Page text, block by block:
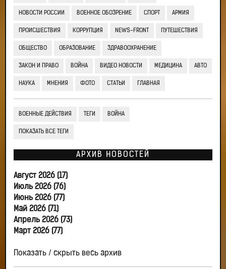
НОВОСТИ РОССИИ ВОЕННОЕ ОБОЗРЕНИЕ СПОРТ АРМИЯ
ПРОИСШЕСТВИЯ КОРРУПЦИЯ NEWS-FRONT ПУТЕШЕСТВИЯ
ОБЩЕСТВО ОБРАЗОВАНИЕ ЗДРАВООХРАНЕНИЕ
ЗАКОН И ПРАВО ВОЙНА ВИДЕО НОВОСТИ МЕДИЦИНА АВТО
НАУКА МНЕНИЯ ФОТО СТАТЬИ ГЛАВНАЯ
ВОЕННЫЕ ДЕЙСТВИЯ ТЕГИ ВОЙНА
ПОКАЗАТЬ ВСЕ ТЕГИ
АРХИВ НОВОСТЕЙ
Август 2026 (17)
Июль 2026 (76)
Июнь 2026 (77)
Май 2026 (71)
Апрель 2026 (73)
Март 2026 (77)
Показать / скрыть весь архив